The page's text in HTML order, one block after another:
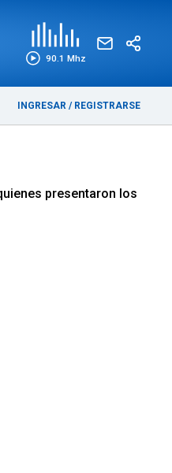
90.1 Mhz
INGRESAR / REGISTRARSE
presentaron los